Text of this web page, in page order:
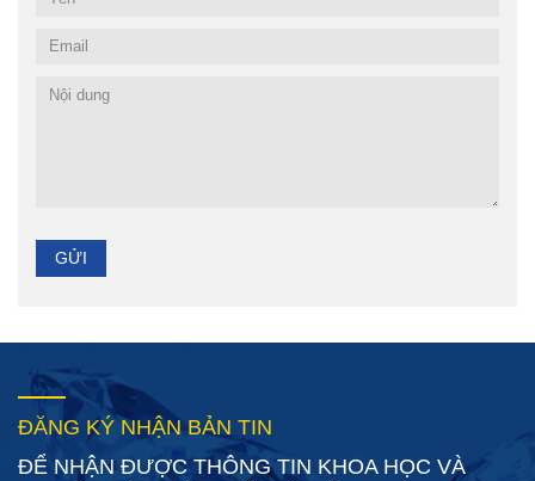
ĐĂNG KÝ NHẬN BẢN TIN
ĐỂ NHẬN ĐƯỢC THÔNG TIN KHOA HỌC VÀ